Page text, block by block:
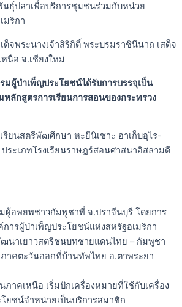
นธุ์ปลาเพื่อบริการชุมชนร่วมกับหน่วย
มริกา
จพระนางเจ้าสิริกิติ์ พระบรมราชินีนาถ เสด็จ
นือ จ.เชียงใหม่
มผู้บำเพ็ญประโยชน์ได้รับการบรรจุเป็น
หลักสูตรการเรียนการสอนของกระทรวง
รียนสตรีพัฒศึกษา หะยีนิเซาะ อาเก็บอุไร-
ระเภทโรงเรียนราษฎร์สอนศาสนาอิสลามดี
ผู้อพยพชาวกัมพูชาที่ จ.ปราจีนบุรี โดยการ
ารผู้บำเพ็ญประโยชน์แห่งสหรัฐอเมริกา
นาเยาวสตรีชนบทชายแดนไทย – กัมพูชา
าคตะวันออกที่บ้านทัพไทย อ.ตาพระยา
ภาคเหนือ เริ่มปักเครื่องหมายที่ใช้กับเครื่อง
ยชน์จำหน่ายเป็นบริการสมาชิก